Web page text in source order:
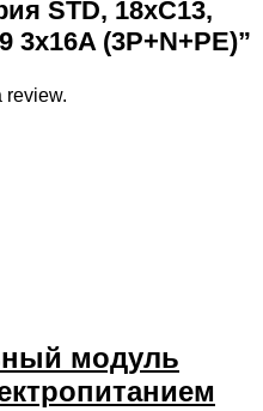
STD, 18xC13,
3x16A (3P+N+PE)”
review.
модуль